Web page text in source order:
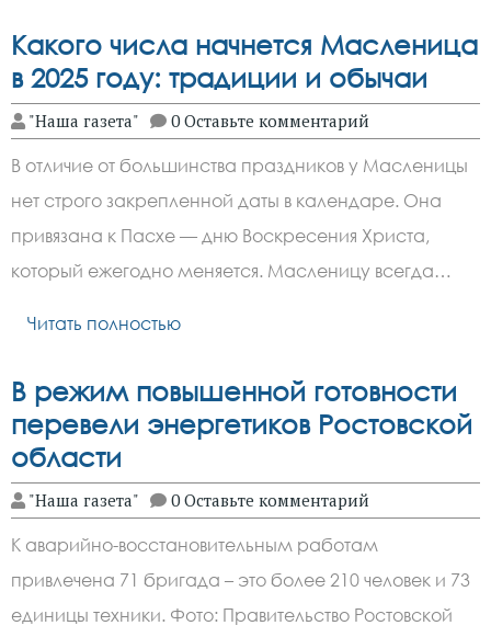
Какого числа начнется Масленица
в 2025 году: традиции и обычаи
"Наша газета" 0 Оставьте комментарий
В отличие от большинства праздников у Масленицы
нет строго закрепленной даты в календаре. Она
привязана к Пасхе — дню Воскресения Христа,
который ежегодно меняется. Масленицу всегда…
Читать полностью
В режим повышенной готовности
перевели энергетиков Ростовской
области
"Наша газета" 0 Оставьте комментарий
К аварийно-восстановительным работам
привлечена 71 бригада – это более 210 человек и 73
единицы техники. Фото: Правительство Ростовской